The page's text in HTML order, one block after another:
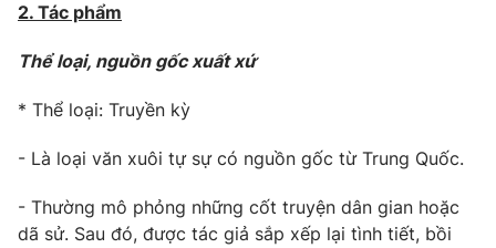
Lịch phát sóng
Chuyên mục khác
Emagazine Podcast
Photo Infographic
2. Tác phẩm
Thể loại, nguồn gốc xuất xứ
* Thể loại: Truyền kỳ
- Là loại văn xuôi tự sự có nguồn gốc từ Trung Quốc.
- Thường mô phỏng những cốt truyện dân gian hoặc
dã sử. Sau đó, được tác giả sắp xếp lại tình tiết, bồi